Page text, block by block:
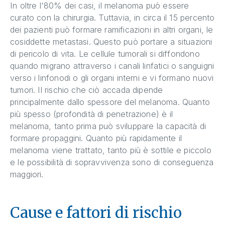
In oltre l'80% dei casi, il melanoma può essere
curato con la chirurgia. Tuttavia, in circa il 15 percento
dei pazienti può formare ramificazioni in altri organi, le
cosiddette metastasi. Questo può portare a situazioni
di pericolo di vita. Le cellule tumorali si diffondono
quando migrano attraverso i canali linfatici o sanguigni
verso i linfonodi o gli organi interni e vi formano nuovi
tumori. Il rischio che ciò accada dipende
principalmente dallo spessore del melanoma. Quanto
più spesso (profondità di penetrazione) è il
melanoma, tanto prima può sviluppare la capacità di
formare propaggini. Quanto più rapidamente il
melanoma viene trattato, tanto più è sottile e piccolo
e le possibilità di sopravvivenza sono di conseguenza
maggiori.
Cause e fattori di rischio